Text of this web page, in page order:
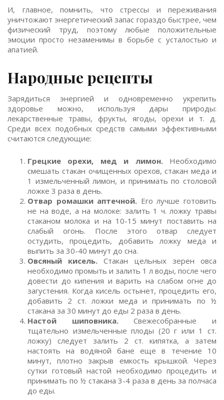
И, главное, помнить, что стрессы и переживания
уничтожают энергетический запас гораздо быстрее, чем
физический труд, поэтому любые положительные
эмоции просто незаменимы в борьбе с усталостью и
апатией.
Народные рецепты
Зарядиться энергией и одновременно укрепить
здоровье можно, используя дары природы:
лекарственные травы, фрукты, ягоды, орехи и т. д.
Среди всех подобных средств самыми эффективными
считаются следующие:
Грецкие орехи, мед и лимон.Необходимо
смешать стакан очищенных орехов, стакан меда и
1 измельченный лимон, и принимать по столовой
ложке 3 раза в день.
Отвар ромашки аптечной. Его лучше готовить
не на воде, а на молоке: залить 1 ч. ложку травы
стаканом молока и на 10-15 минут поставить на
слабый огонь. После этого отвар следует
остудить, процедить, добавить ложку меда и
выпить за 30-40 минут до сна.
Овсяный кисель. Стакан цельных зерен овса
необходимо промыть и залить 1 л воды, после чего
довести до кипения и варить на слабом огне до
загустения. Когда кисель остынет, процедить его,
добавить 2 ст. ложки меда и принимать по ½
стакана за 30 минут до еды 2 раза в день.
Настой шиповника.Свежесобранные и
тщательно измельченные плоды (20 г или 1 ст.
ложку) следует залить 2 ст. кипятка, а затем
настоять на водяной бане еще в течение 10
минут, плотно закрыв емкость крышкой. Через
сутки готовый настой необходимо процедить и
принимать по ½ стакана 3-4 раза в день за полчаса
до еды.